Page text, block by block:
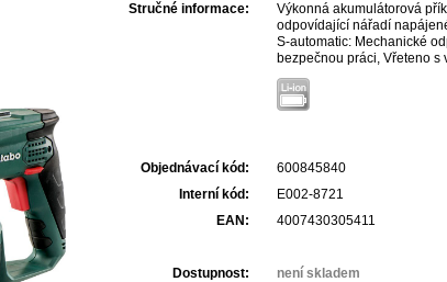
Stručné informace:
Výkonná akumulátorová
odpovídající nářadí
S-automatic: Mechanické
bezpečnou práci, Vřeteno s
práci bez upínacího
použití, Integrované
S metaBOXem,
Objednávací kód:
600845840
Interní kód:
E002-8721
EAN:
4007430305411
Dostupnost: není skladem